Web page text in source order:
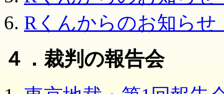
Rくんからのお知らせ
４．裁判の報告会